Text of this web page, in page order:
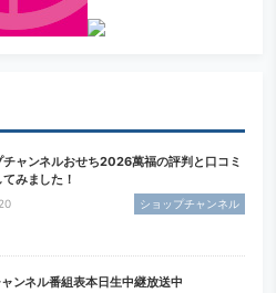
チャンネルおせち2026萬福の評判と口コミ
みました！
ショップチャンネル
ンネル番組表本日生中継放送中